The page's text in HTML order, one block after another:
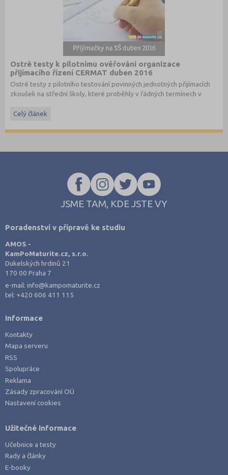
Ostré testy k pilotnímu ověřování organizace
přijímacího řízení CERMAT duben 2016
Ostré testy z pilotního testování povinných jednotných přijímacích
zkoušek na střední školy, které proběhly v řádných termínech v
Stáhněte si ostré i ilustrační testy
Celý článek
JSME TAM, KDE JSTE VY
Poradenství v přípravě ke studiu
AMOS -
KamPoMaturite.cz, s.r.o.
Dukelských hrdinů 21
170 00 Praha 7
e-mail:info@kampomaturite.cz
tel: +420 606 411 115
Informace
Kontakty
Mapa serveru
RSS
Spolupráce
Reklama
Zásady zpracování OÚ
Nastavení cookies
Užitečné informace
Učebnice a testy
Rady a články
E-booky